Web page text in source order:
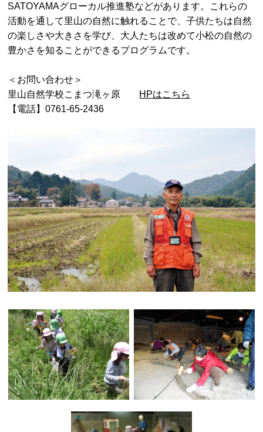
SATOYAMAグローカル推進塾などがあります。これらの
活動を通して里山の自然に触れることで、子供たちは自然
の楽しさや大きさを学び、大人たちは改めて小松の自然の
豊かさを知ることができるプログラムです。
＜お問い合わせ＞
里山自然学校こまつ滝ヶ原 HPはこちら
【電話】0761-65-2436